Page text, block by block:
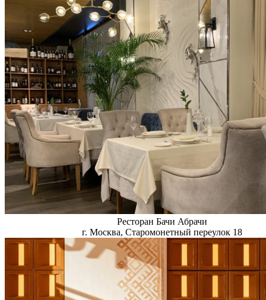
Ресторан Бачи Абрачи
г. Москва, Старомонетный переулок 18